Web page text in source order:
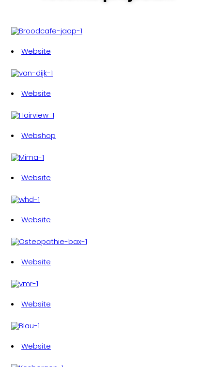
Website
Website
Webshop
Website
Website
Website
Website
Website